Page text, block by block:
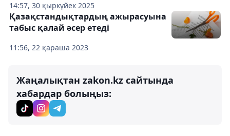
14:57, 30 қыркүйек 2025
11:56, 22 қараша 2023
Қазақстандықтардың ажырасуына
табыс қалай әсер етеді
Жаңалықтан zakon.kz сайтында
хабардар болыңыз: